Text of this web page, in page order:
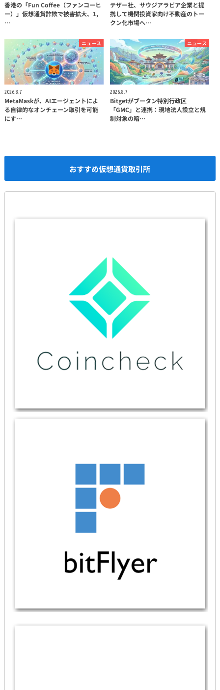
香港の「Fun Coffee（ファンコーヒ
ー）」仮想通貨詐欺で被害拡大、1,
…
テザー社、サウジアラビア企業と提
携して機関投資家向け不動産のトー
クン化市場へ…
ニュース
2026.8.7
MetaMaskが、AIエージェントによ
る自律的なオンチェーン取引を可能
にす…
ニュース
2026.8.7
Bitgetがブータン特別行政区
「GMC」と連携：現地法人設立と規
制対象の暗…
おすすめ仮想通貨取引所